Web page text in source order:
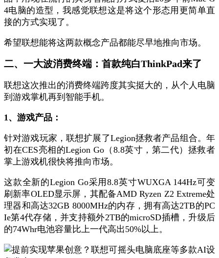
4电脑的造型，我感觉联想这是将这个形态用更简单直
接的方式实现了。
希望联想能将这两款概念产品都能尽早地推向市场。
二、一大波消费终端：首款纯白ThinkPad来了
联想这次推出的消费终端跨度其实挺大的，从个人电脑
到游戏掌机再到智能手机。
1、游戏产品：
针对游戏玩家，联想扩展了Legion拯救者产品组合。年
初在CES亮相的Legion Go（8.8英寸，第二代）拯救者
掌上游戏机很快将推向市场。
这款全新的Legion Go采用8.8英寸WUXGA 144Hz可变
刷新率OLED显示屏，其配备AMD Ryzen Z2 Extreme处
理器和高达32GB 8000MHz的内存，拥有高达2TB的PC
Ie第4代存储，并支持额外2TB的microSD插槽，升级后
的74Whr电池容量比上一代高出50%以上。